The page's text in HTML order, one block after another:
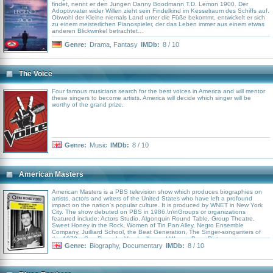
findet, nennt er den Jungen Danny Boodmann T.D. Lemon 1900. Der
Adoptivvater wider Willen zieht sein Findelkind im Kesselraum des Schiffs auf.
Obwohl der Kleine niemals Land unter die Füße bekommt, entwickelt er sich
zu einem meisterlichen Pianospieler, der das Leben immer aus einem etwas
anderen Blickwinkel betrachtet…
Genre: Drama Fantasy IMDb: 8 / 10
The Voice
Four famous musicians search for the best voices in America and will mentor
these singers to become artists. America will decide which singer will be
worthy of the grand prize.
Genre: Music IMDb: 8 / 10
American Masters
American Masters is a PBS television show which produces biographies on
artists, actors and writers of the United States who have left a profound
impact on the nation's popular culture. It is produced by WNET in New York
City. The show debuted on PBS in 1986.\n\nGroups or organizations
featured include: Actors Studio, Algonquin Round Table, Group Theatre,
Sweet Honey in the Rock, Women of Tin Pan Alley, Negro Ensemble
Company, Juilliard School, the Beat Generation, The Singer-songwriters of
the 1970s, Sun Records, Vaudeville, and Warner Bros. Pictures.
Genre: Biography, Documentary IMDb: 8 / 10